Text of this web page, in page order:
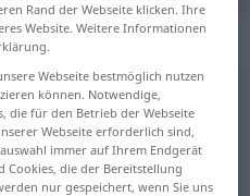
Plural
anklicken/antippen)
Rand der Webseite klicken. Ihre
Website. Weitere Informationen
Webseite bestmöglich nutzen
können. Notwendige,
die für den Betrieb der Webseite
Webseite erforderlich sind,
immer auf Ihrem Endgerät
Cookies, die der Bereitstellung
nur gespeichert, wenn Sie uns